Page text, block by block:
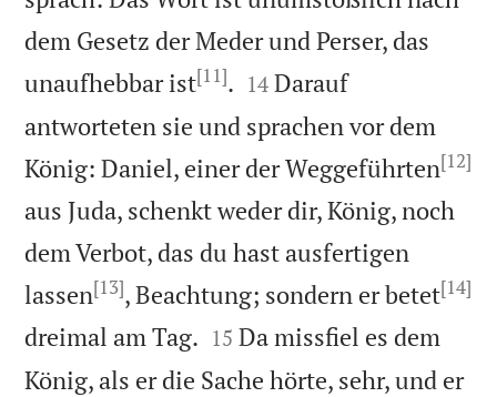
dem Gesetz der Meder und Perser, das
unaufhebbar ist[11]. 

14 Darauf
antworteten sie und sprachen vor dem
König: Daniel, einer der Weggeführten[12]
aus Juda, schenkt weder dir, König, noch
dem Verbot, das du hast ausfertigen
lassen[13], Beachtung; sondern er betet[14]
dreimal am Tag. 

15 Da missfiel es dem
König, als er die Sache hörte, sehr, und er